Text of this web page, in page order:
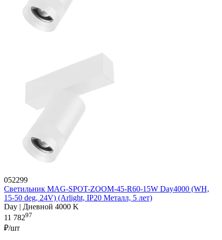
052299
Светильник MAG-SPOT-ZOOM-45-R60-15W Day4000 (WH,
15-50 deg, 24V) (Arlight, IP20 Металл, 5 лет)
Day | Дневной 4000 K
11 78297
₽/шт